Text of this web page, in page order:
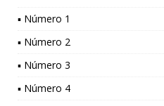
▪ Número 1
▪ Número 2
▪ Número 3
▪ Número 4